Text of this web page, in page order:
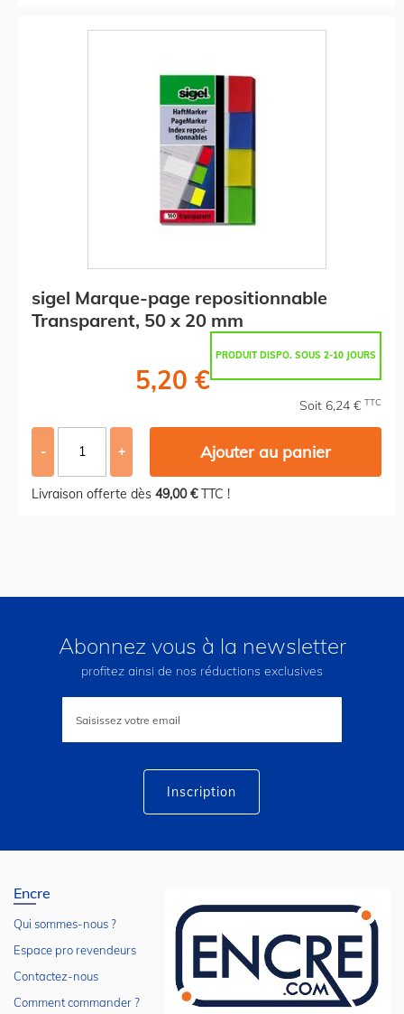
sigel Marque-page repositionnable
Transparent, 50 x 20 mm
PRODUIT DISPO. SOUS 2-10 JOURS
5,20 €
Soit 6,24 € TTC
- + Ajouter au panier
Livraison offerte dès 49,00 €TTC !
Abonnez vous à la newsletter
profitez ainsi de nos réductions exclusives
lettre
Inscription
Encre
Qui sommes-nous ?
Espace pro revendeurs
Contactez-nous
Comment commander ?